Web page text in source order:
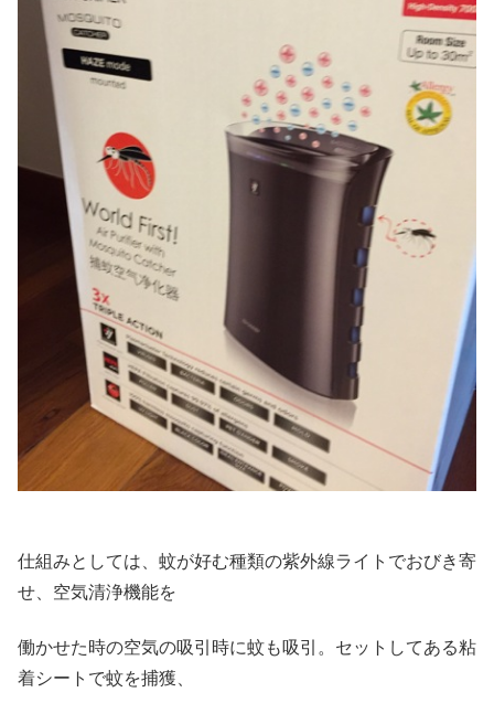
仕組みとしては、蚊が好む種類の紫外線ライトでおびき寄
せ、空気清浄機能を
働かせた時の空気の吸引時に蚊も吸引。セットしてある粘
着シートで蚊を捕獲、